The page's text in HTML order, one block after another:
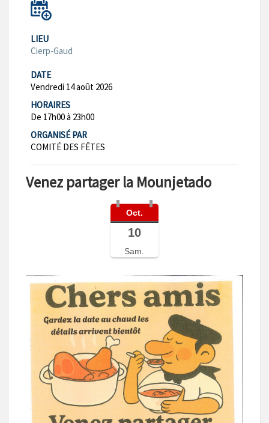
LIEU
Cierp-Gaud
DATE
Vendredi 14 août 2026
HORAIRES
De 17h00 à 23h00
ORGANISÉ PAR
COMITÉ DES FÊTES
Venez partager la Mounjetado
Oct.
10
Sam.